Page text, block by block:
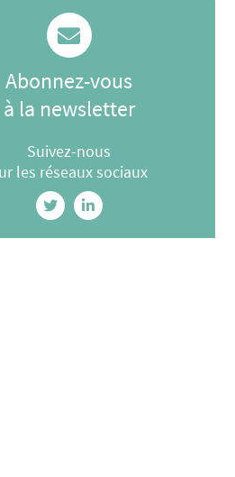
Abonnez-vous
à la newsletter
Suivez-nous
les réseaux sociaux